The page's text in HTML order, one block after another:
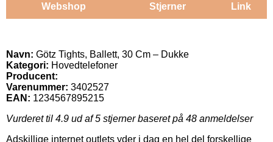
Webshop Stjerner Link
Navn: Götz Tights, Ballett, 30 Cm – Dukke
Kategori: Hovedtelefoner
Producent:
Varenummer: 3402527
EAN: 1234567895215
Vurderet til 4.9 ud af 5 stjerner baseret på 48 anmeldelser
Adskillige internet outlets yder i dag en hel del forskellige